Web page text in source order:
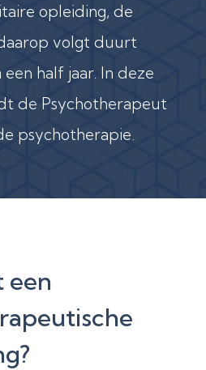
opleiding, de
volgt duurt
half jaar. In deze
de Psychotherapeut
psychotherapie.
een